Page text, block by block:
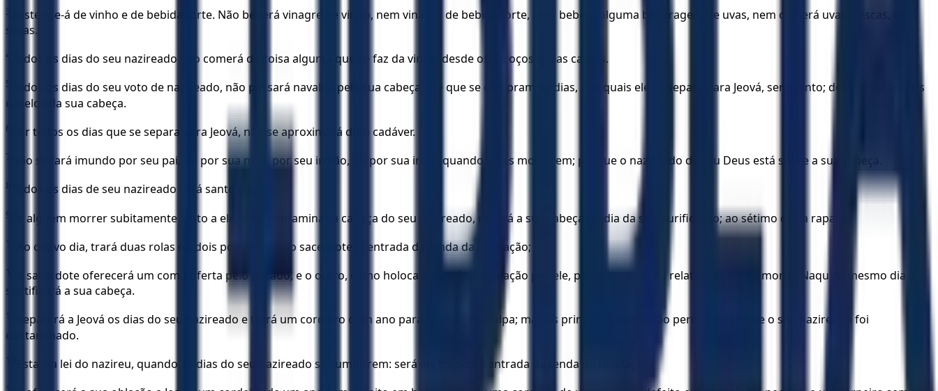
3
abster-se-á de vinho e de bebida forte. Não beberá vinagre de vinho, nem vinagre de bebida forte, nem beberá alguma beberagem de uvas, nem comerá uvas frescas, nem
secas.
4 Todos os dias do seu nazireado não comerá de coisa alguma que se faz da vinha, desde os caroços até as cascas.
5
Todos os dias do seu voto de nazireado, não passará navalha pela sua cabeça; até que se cumpram os dias, nos quais ele se separa para Jeová, será santo; deixará crescer os
cabelos da sua cabeça.
6 Por todos os dias que se separa para Jeová, não se aproximará dum cadáver.
7 Não se fará imundo por seu pai, ou por sua mãe, por seu irmão, ou por sua irmã, quando estes morrerem; porque o nazireado de seu Deus está sobre a sua cabeça.
8 Todos os dias de seu nazireado será santo a Jeová.
9 Se alguém morrer subitamente junto a ele, e ele contaminar a cabeça do seu nazireado, rapará a sua cabeça no dia da sua purificação; ao sétimo dia, a rapará.
10 Ao oitavo dia, trará duas rolas ou dois pombinhos ao sacerdote, à entrada da tenda da revelação;
11
o sacerdote oferecerá um como oferta pelo pecado, e o outro, como holocausto, e fará expiação por ele, porquanto pecou relativamente ao morto. Naquele mesmo dia,
santificará a sua cabeça.
12
Separará a Jeová os dias do seu nazireado e trará um cordeiro dum ano para oferta pela culpa; mas os primeiros dias serão perdidos, porque o seu nazireado foi
contaminado.
13 Esta é a lei do nazireu, quando os dias do seu nazireado se cumprirem: será ele trazido à entrada da tenda da revelação,